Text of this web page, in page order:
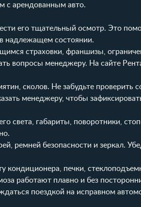
с арендованным авто.
его тщательный осмотр. Это
надлежащем состоянии.
страховки, франшизы,
вопросы менеджеру. На сайте
сколов. Не забудьте проверить
менеджеру, чтобы
света, габариты, поворотники,
ремней безопасности и зеркал.
кондиционера, печки,
работают плавно и без
поездкой на исправном